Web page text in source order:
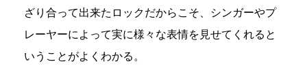
ざり合って出来たロックだからこそ、シンガーやプ
レーヤーによって実に様々な表情を見せてくれると
いうことがよくわかる。